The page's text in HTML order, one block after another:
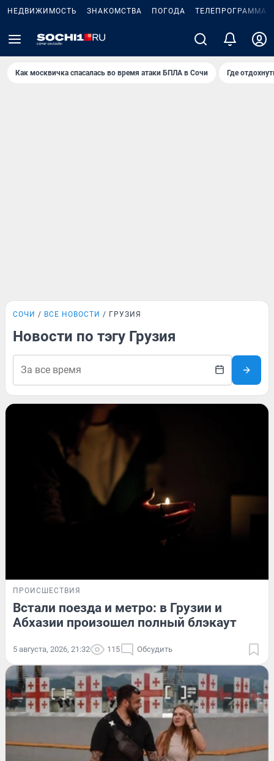
НЕДВИЖИМОСТЬ ЗНАКОМСТВА ПОГОДА ТЕЛЕПРОГРАММА
Как москвичка спасалась во время атаки БПЛА в Сочи Где
СОЧИ ВСЕ НОВОСТИ ГРУЗИЯ
Новости по тэгу Грузия
ПРОИСШЕСТВИЯ
Встали поезда и метро: в Грузии и
Абхазии произошел полный блэкаут
5 августа, 2026, 21:32 115 Обсудить